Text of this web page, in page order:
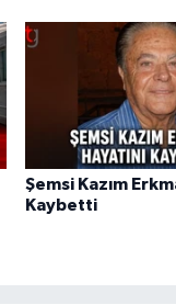
Şemsi Kazım
Kaybetti